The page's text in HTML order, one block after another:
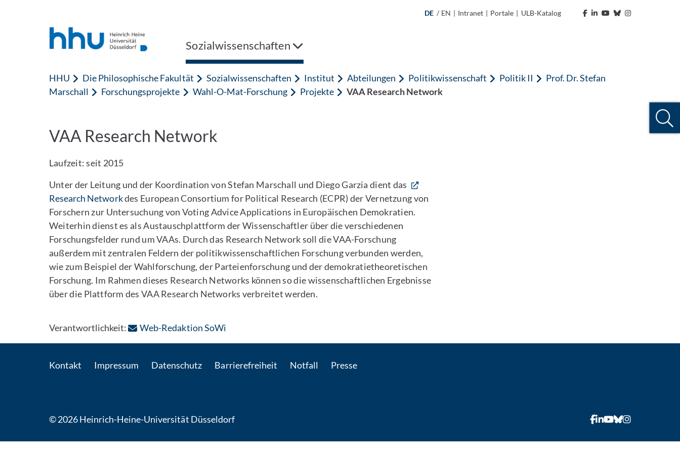
DE / EN | Intranet | Portale | ULB-Katalog
Sozialwissenschaften
HHU Die Philosophische Fakultät Sozialwissenschaften Institut Abteilungen Politikwissenschaft Politik II
Prof. Dr. Stefan
Marschall
Forschungsprojekte Wahl-O-Mat-Forschung Projekte VAA Research Network
VAA Research Network
Laufzeit: seit 2015
Unter der Leitung und der Koordination von Stefan Marschall und Diego Garzia dient das
Research Networkdes European Consortium for Political Research (ECPR) der Vernetzung von
Forschern zur Untersuchung von Voting Advice Applications in Europäischen Demokratien.
Weiterhin dienst es als Austauschplattform der Wissenschaftler über die verschiedenen
Forschungsfelder rund um VAAs. Durch das Research Network soll die VAA-Forschung
außerdem mit zentralen Feldern der politikwissenschaftlichen Forschung verbunden werden,
wie zum Beispiel der Wahlforschung, der Parteienforschung und der demokratietheoretischen
Forschung. Im Rahmen dieses Research Networks können so die wissenschaftlichen Ergebnisse
über die Plattform des VAA Research Networks verbreitet werden.
Verantwortlichkeit: Web-Redaktion SoWi: Per E-Mail kontaktieren
Kontakt Impressum Datenschutz Barrierefreiheit Notfall Presse
© 2026 Heinrich-Heine-Universität Düsseldorf